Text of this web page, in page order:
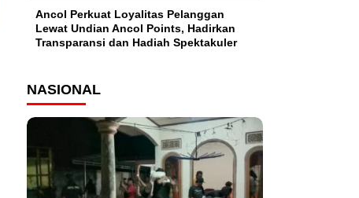
Ancol Perkuat Loyalitas Pelanggan
Lewat Undian Ancol Points, Hadirkan
Transparansi dan Hadiah Spektakuler
NASIONAL